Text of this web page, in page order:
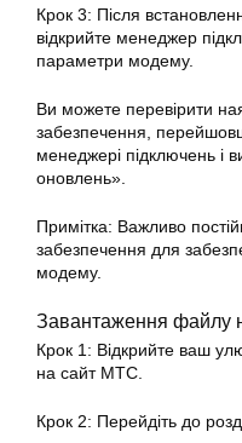
Крок 3: Після
відкрийте менеджер
параметри модему.
Ви можете перевірити
забезпечення,
менеджері підключень і
оновлень».
Примітка: Важливо
забезпечення для
модему.
Завантаження файлу
Крок 1: Відкрийте ваш
на сайт МТС.
Крок 2: Перейдіть до